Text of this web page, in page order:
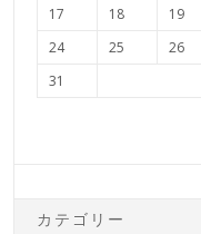
17
18 19
24
25 26
31
カテゴリー